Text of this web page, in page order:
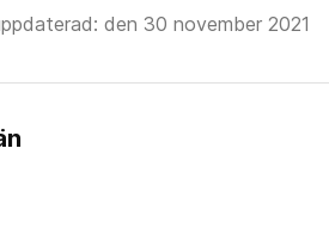
den 30 november 2021